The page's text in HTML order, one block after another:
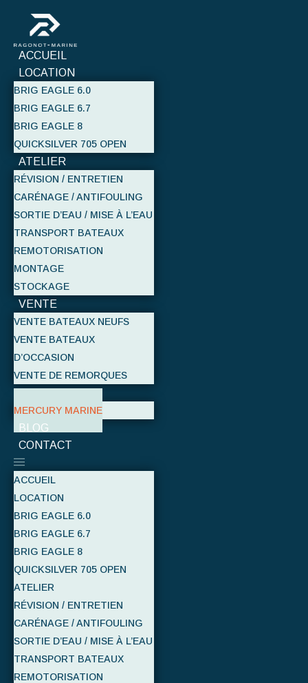
ACCUEIL
LOCATION
BRIG EAGLE 6.0
BRIG EAGLE 6.7
BRIG EAGLE 8
QUICKSILVER 705 OPEN
ATELIER
RÉVISION / ENTRETIEN
CARÉNAGE / ANTIFOULING
SORTIE D’EAU / MISE À L’EAU
TRANSPORT BATEAUX
REMOTORISATION
MONTAGE
STOCKAGE
VENTE
VENTE BATEAUX NEUFS
VENTE BATEAUX
D’OCCASION
VENTE DE REMORQUES
MERCURY MARINE
BLOG
CONTACT
ACCUEIL
LOCATION
BRIG EAGLE 6.0
BRIG EAGLE 6.7
BRIG EAGLE 8
QUICKSILVER 705 OPEN
ATELIER
RÉVISION / ENTRETIEN
CARÉNAGE / ANTIFOULING
SORTIE D’EAU / MISE À L’EAU
TRANSPORT BATEAUX
REMOTORISATION